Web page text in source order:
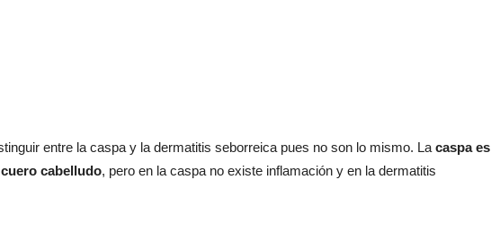
entre la caspa y la dermatitis seborreica pues no son lo mismo. La caspa es
cabelludo, pero en la caspa no existe inflamación y en la dermatitis